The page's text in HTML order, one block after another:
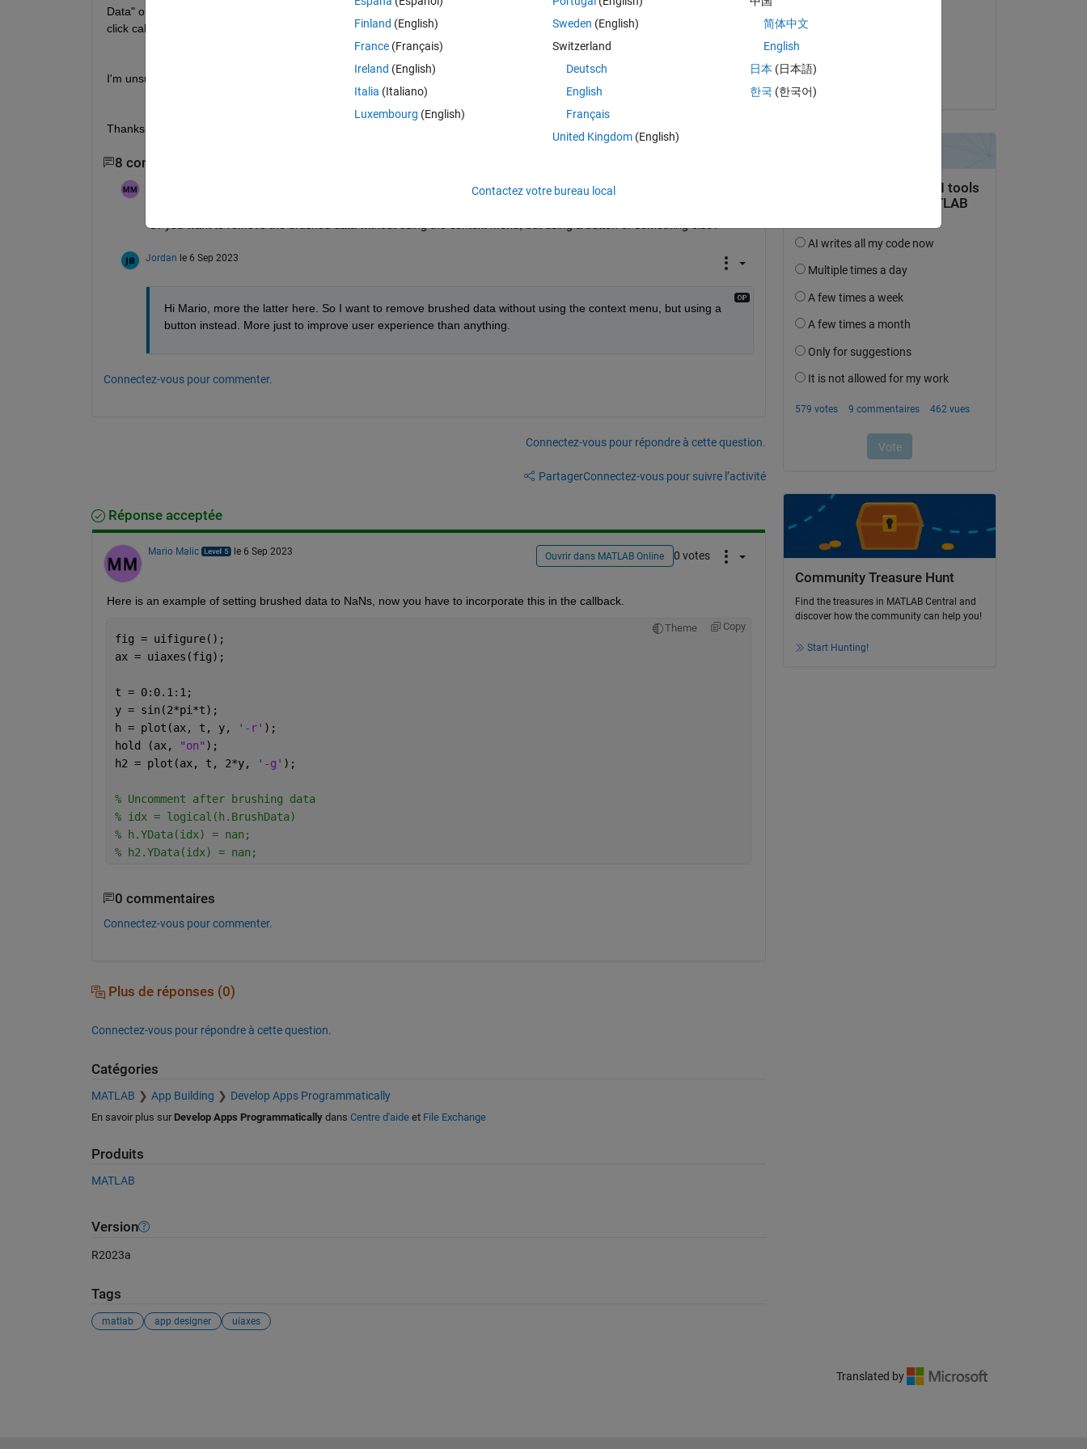
Data" or "Replace with NANs" functionality that is normally accessed via a right click on the selected data, through a button
click callback?
I'm unsure how to access the functionality in the code.
Thanks
8 commentaires
Or you want to remove the brushed data without using the context menu, but using a button or something else?
Jordan le 6 Sep 2023
Hi Mario, more the latter here. So I want to remove brushed data without using the context menu, but using a
button instead. More just to improve user experience than anything.
Connectez-vous pour commenter.
Connectez-vous pour répondre à cette question.
PartagerConnectez-vous pour suivre l’activité
Réponse acceptée
Mario Malic le 6 Sep 2023 Ouvrir dans MATLAB Online 0 votes
Here is an example of setting brushed data to NaNs, now you have to incorporate this in the callback.
Theme Copy
fig = uifigure();
ax = uiaxes(fig);
t = 0:0.1:1;
y = sin(2*pi*t);
h = plot(ax, t, y,
'-r' );
hold (ax,
"on" );
h2 = plot(ax, t, 2*y,
'-g' );
% Uncomment after brushing data
% idx = logical(h.BrushData)
% h.YData(idx) = nan;
% h2.YData(idx) = nan;
0 commentaires
Connectez-vous pour commenter.
Plus de réponses (0)
Connectez-vous pour répondre à cette question.
Catégories
MATLAB App Building Develop Apps Programmatically
En savoir plus sur Develop Apps Programmaticallydans Centre d'aideet File Exchange
Produits
MATLAB
Version
R2023a
Tags
matlab app designer uiaxes
le 6 Sep 2023
Acceptée :
Community Treasure Hunt
Find the treasures in MATLAB Central and
discover how the community can help you!
Start Hunting!
Translated by
Finland (English)
France (Français)
Ireland (English)
Italia (Italiano)
Luxembourg (English)
Sweden (English)
Switzerland
Deutsch
English
Français
United Kingdom(English)
简体中文
English
日本 (日本語)
한국 (한국어)
Contactez votre bureau local